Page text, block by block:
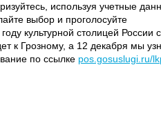
используя учетные
выбор и проголосуйте
культурной столицей России
к Грозному, а 12 декабря мы
по ссылке pos.gosuslugi.ru/